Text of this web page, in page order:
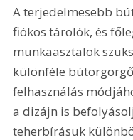
A terjedelmesebb
fiókos tárolók, és
munkaasztalok
különféle
felhasználás
a dizájn is
teherbírásuk